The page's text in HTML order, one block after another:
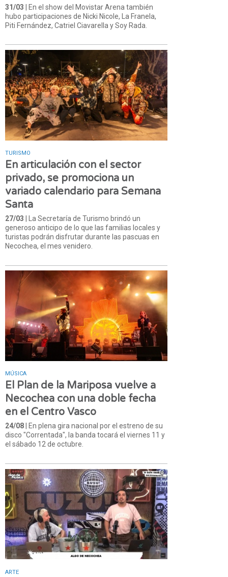
31/03 | En el show del Movistar Arena también
hubo participaciones de Nicki Nicole, La Franela,
Piti Fernández, Catriel Ciavarella y Soy Rada.
TURISMO
En articulación con el sector
privado, se promociona un
variado calendario para Semana
Santa
27/03 | La Secretaría de Turismo brindó un
generoso anticipo de lo que las familias locales y
turistas podrán disfrutar durante las pascuas en
Necochea, el mes venidero.
MÚSICA
El Plan de la Mariposa vuelve a
Necochea con una doble fecha
en el Centro Vasco
24/08 | En plena gira nacional por el estreno de su
disco "Correntada", la banda tocará el viernes 11 y
el sábado 12 de octubre.
ARTE